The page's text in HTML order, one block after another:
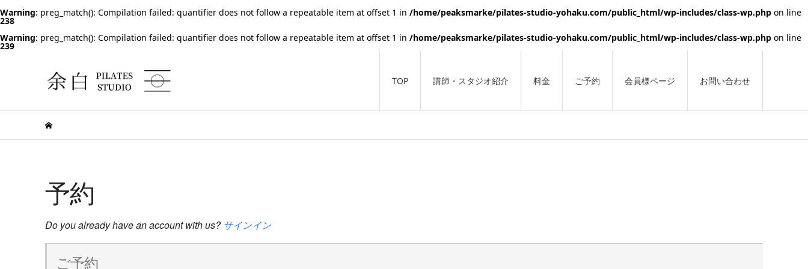
Warning: preg_match(): Compilation failed: quantifier does not follow a repeatable item at offset 1 in /home/peaksmarke/pilates-studio-yohaku.com/public_html/wp-includes/class-wp.php on line
238
Warning: preg_match(): Compilation failed: quantifier does not follow a repeatable item at offset 1 in /home/peaksmarke/pilates-studio-yohaku.com/public_html/wp-includes/class-wp.php on line
239
TOP 講師・スタジオ紹介 料金 ご予約 会員様ページ お問い合わせ
予約
Do you already have an account with us? サインイン
ご予約